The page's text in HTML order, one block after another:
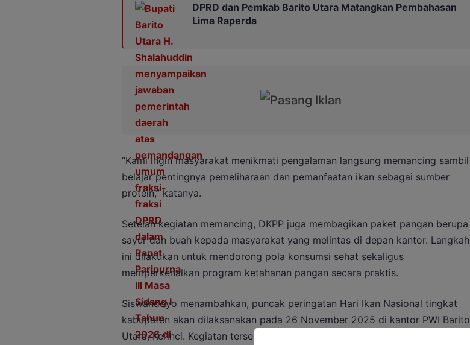
DPRD dan Pemkab Barito Utara Matangkan Pembahasan
Lima Raperda
“Kami ingin masyarakat menikmati pengalaman langsung memancing sambil
belajar pentingnya pemeliharaan dan pemanfaatan ikan sebagai sumber
protein,” katanya.
Setelah kegiatan memancing, DKPP juga membagikan paket pangan berupa
sayur dan buah kepada masyarakat yang melintas di depan kantor. Langkah
ini dilakukan untuk mendorong pola konsumsi sehat sekaligus
memperkenalkan program ketahanan pangan secara praktis.
Siswandoyo menambahkan, puncak peringatan Hari Ikan Nasional tingkat
kabupaten akan dilaksanakan pada 26 November 2025 di kantor PWI Barito
Utara, Kerinci. Kegiatan tersebut akan mencakup restocking ikan dan